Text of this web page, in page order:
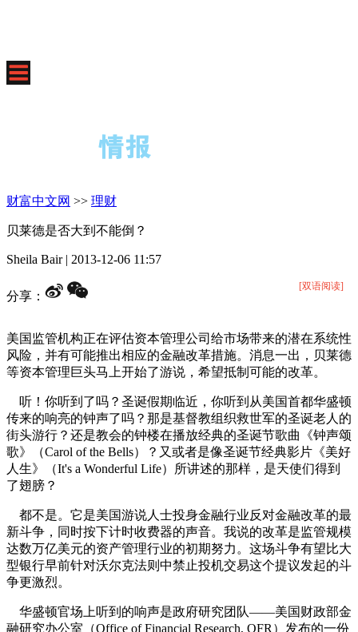
财富中文网 >> 理财
贝莱德是否大到不能倒？
Sheila Bair| 2013-12-06 11:57
分享：
[双语阅读]
美国监管机构正在评估资本管理公司给市场带来的潜在系统性
风险，并有可能推出相应的金融改革措施。消息一出，贝莱德
等资本管理巨头马上开始了游说，希望抵制可能的改革。
听！你听到了吗？圣诞假期临近，你听到从美国首都华盛顿
传来的响亮的钟声了吗？那是基督教组织救世军的圣诞老人的
街头游行？还是教会的钟楼在播放经典的圣诞节歌曲《钟声颂
歌》（Carol of the Bells）？又或者是像圣诞节经典影片《美好
人生》（It's a Wonderful Life）所讲述的那样，是天使们得到
了翅膀？
都不是。它是美国游说人士投身金融行业反对金融改革的最
新斗争，同时按下计时收费器的声音。我说的改革是监管规模
达数万亿美元的资产管理行业的初期努力。这场斗争有望比大
型银行早前针对沃尔克法则中禁止投机交易这个提议发起的斗
争更激烈。
华盛顿官场上听到的响声是政府研究团队——美国财政部金
融研究办公室（Office of Financial Research, OFR）发布的一份